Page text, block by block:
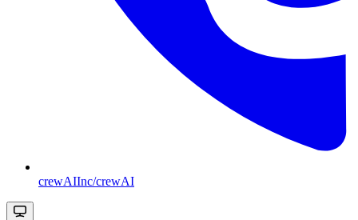
crewAIInc/crewAI